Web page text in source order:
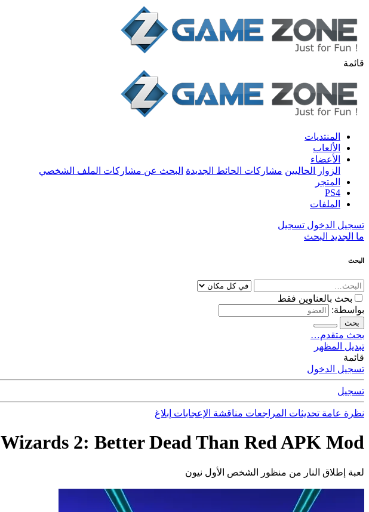
قائمة
المنتديات
الألعاب
الأعضاء
الزوار الحاليين مشاركات الحائط الجديدة البحث عن مشاركات الملف الشخصي
المتجر
PS4
الملفات
تسجيل الدخول تسجيل
ما الجديد البحث
البحث
بحث بالعناوين فقط
بواسطة:
بحث
بحث متقدم…
تبديل المظهر
قائمة
تسجيل الدخول
تسجيل
نظرة عامة تحديثات المراجعات مناقشة الإعجابات إبلاغ
Wizards 2: Better Dead Than Red APK Mod
لعبة إطلاق النار من منظور الشخص الأول نيون